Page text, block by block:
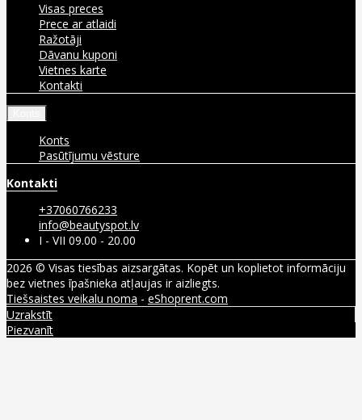
Visas preces
Prece ar atlaidi
Ražotāji
Dāvanu kuponi
Vietnes karte
Kontakti
Konts
Pasūtījumu vēsture
Kontakti
+37060766233
info@beautyspot.lv
I - VII 09.00 - 20.00
2026 © Visas tiesības aizsargātas. Kopēt un koplietot informāciju
bez vietnes īpašnieka atļaujas ir aizliegts.
Tiešsaistes veikalu noma - eShoprent.com
Uzrakstīt
Piezvanīt